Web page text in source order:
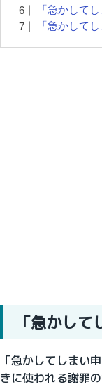
「急かして
「急かして
「急かし
「急かしてしまい
きに使われる謝罪